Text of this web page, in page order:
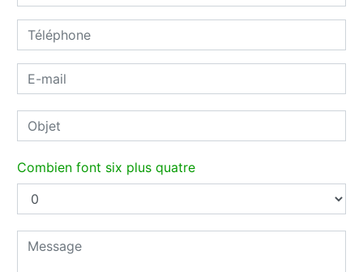
Combien font six plus quatre